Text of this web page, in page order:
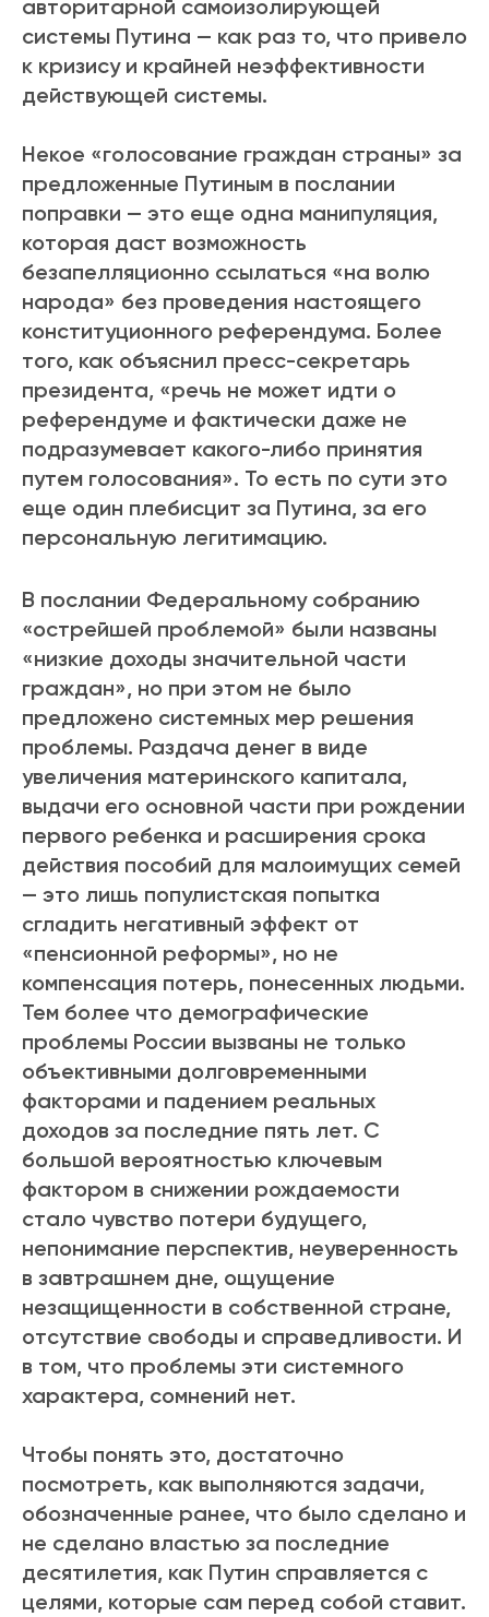
авторитарной самоизолирующей
системы Путина — как раз то, что привело
к кризису и крайней неэффективности
действующей системы.
Некое «голосование граждан страны» за
предложенные Путиным в послании
поправки — это еще одна манипуляция,
которая даст возможность
безапелляционно ссылаться «на волю
народа» без проведения настоящего
конституционного референдума. Более
того, как объяснил пресс-секретарь
президента, «речь не может идти о
референдуме и фактически даже не
подразумевает какого-либо принятия
путем голосования». То есть по сути это
еще один плебисцит за Путина, за его
персональную легитимацию.
В послании Федеральному собранию
«острейшей проблемой» были названы
«низкие доходы значительной части
граждан», но при этом не было
предложено системных мер решения
проблемы. Раздача денег в виде
увеличения материнского капитала,
выдачи его основной части при рождении
первого ребенка и расширения срока
действия пособий для малоимущих семей
— это лишь популистская попытка
сгладить негативный эффект от
«пенсионной реформы», но не
компенсация потерь, понесенных людьми.
Тем более что демографические
проблемы России вызваны не только
объективными долговременными
факторами и падением реальных
доходов за последние пять лет. С
большой вероятностью ключевым
фактором в снижении рождаемости
стало чувство потери будущего,
непонимание перспектив, неуверенность
в завтрашнем дне, ощущение
незащищенности в собственной стране,
отсутствие свободы и справедливости. И
в том, что проблемы эти системного
характера, сомнений нет.
Чтобы понять это, достаточно
посмотреть, как выполняются задачи,
обозначенные ранее, что было сделано и
не сделано властью за последние
десятилетия, как Путин справляется с
целями, которые сам перед собой ставит.